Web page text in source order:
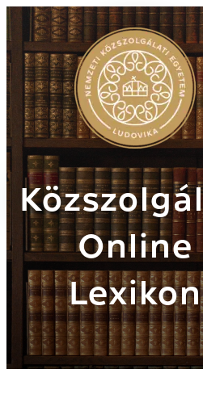
Online
Lexikon